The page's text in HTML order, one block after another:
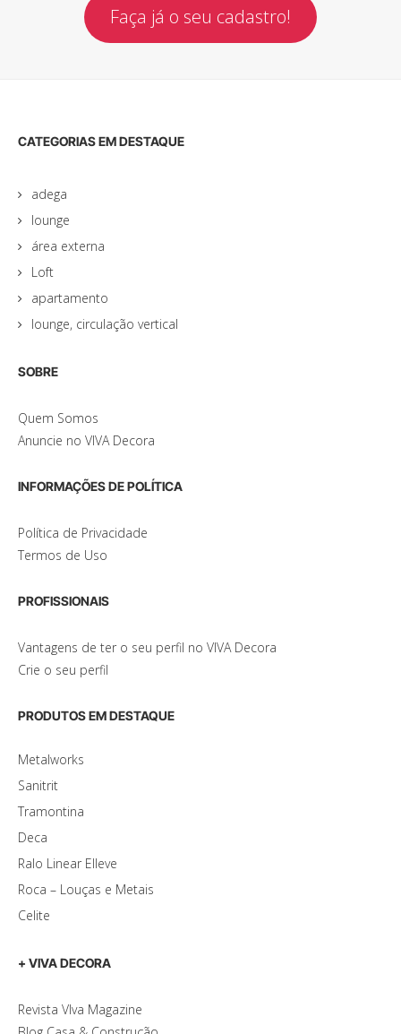
Faça já o seu cadastro!
CATEGORIAS EM DESTAQUE
adega
lounge
área externa
Loft
apartamento
lounge, circulação vertical
SOBRE
Quem Somos
Anuncie no VIVA Decora
INFORMAÇÕES DE POLÍTICA
Política de Privacidade
Termos de Uso
PROFISSIONAIS
Vantagens de ter o seu perfil no VIVA Decora
Crie o seu perfil
PRODUTOS EM DESTAQUE
Metalworks
Sanitrit
Tramontina
Deca
Ralo Linear Elleve
Roca – Louças e Metais
Celite
+ VIVA DECORA
Revista VIva Magazine